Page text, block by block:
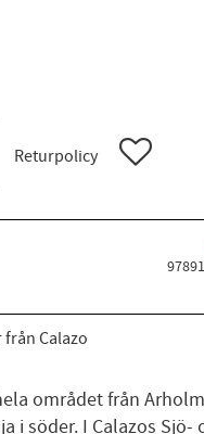
Lägg till i
Returpolicy
Calazo
området från
i söder. I Calazos